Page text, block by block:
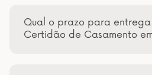
Qual o prazo para
Certidão de Casamento